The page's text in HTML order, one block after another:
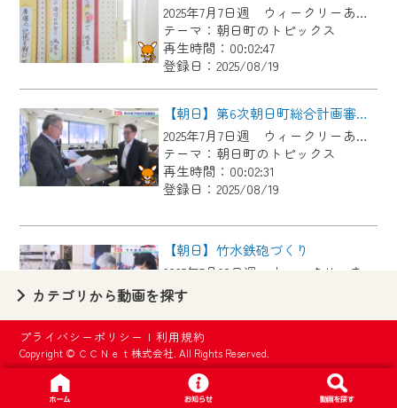
2025年7月7日週 ウィークリーあさひにて放送
テーマ：朝日町のトピックス
再生時間：00:02:47
登録日：2025/08/19
【朝日】第6次朝日町総合計画審議会
2025年7月7日週 ウィークリーあさひにて放送
テーマ：朝日町のトピックス
再生時間：00:02:31
登録日：2025/08/19
【朝日】竹水鉄砲づくり
テーマ：朝日町のトピックス
再生時間：00:03:14
登録日：2025/08/19
【朝日】柿睦会×柿子ども育成会 スカットボール
カテゴリから動画を探す
プライバシーポリシー |利用規約
Copyright © ＣＣＮｅｔ株式会社. All Rights Reserved.
【ご注意】
2024年9月24日からはご加入者様へのサー
ビス向上のため、
『CCNet Web TV』を利用いただくには、
一部コンテンツを除き、
CCNetサービスへの加入と『CCNetマイ
ページ※』へのログインが必要となりま
す。
いたします。
要となります。
※MyIDとは、CCNet Web TVを含むCCNetの
各種サービスをご利用頂くためのIDです。
IDはお客様が使っているメールアドレス
で設定できます。